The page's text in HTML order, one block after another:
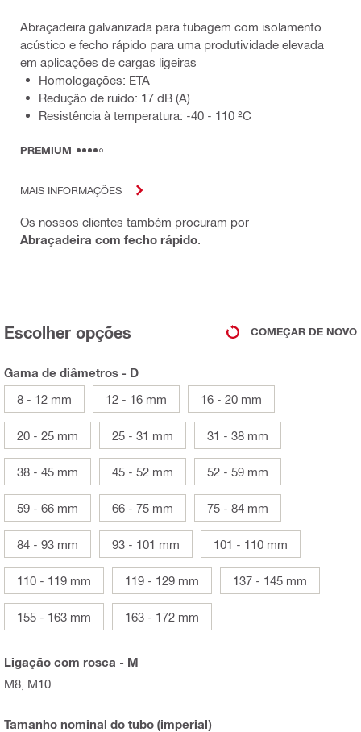
Abraçadeira galvanizada para tubagem com isolamento
acústico e fecho rápido para uma produtividade elevada
em aplicações de cargas ligeiras
Homologações: ETA
Redução de ruído: 17 dB (A)
Resistência à temperatura: -40 - 110 ºC
PREMIUM
MAIS INFORMAÇÕES
Os nossos clientes também procuram por
Abraçadeira com fecho rápido
Escolher opções COMEÇAR DE NOVO
Gama de diâmetros - D
8 - 12 mm
12 - 16 mm 16 - 20 mm
20 - 25 mm 25 - 31 mm 31 - 38 mm
38 - 45 mm 45 - 52 mm 52 - 59 mm
59 - 66 mm 66 - 75 mm 75 - 84 mm
84 - 93 mm 93 - 101 mm 101 - 110 mm
110 - 119 mm 119 - 129 mm 137 - 145 mm
155 - 163 mm 163 - 172 mm
Ligação com rosca - M
M8, M10
Tamanho nominal do tubo (imperial)